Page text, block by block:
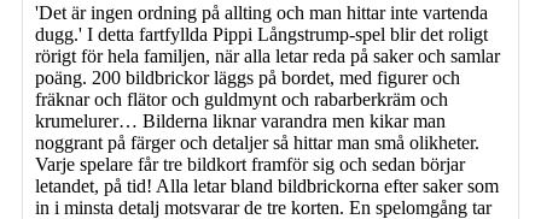
'Det är ingen ordning på allting och man hittar inte vartenda
dugg.' I detta fartfyllda Pippi Långstrump-spel blir det roligt
rörigt för hela familjen, när alla letar reda på saker och samlar
poäng. 200 bildbrickor läggs på bordet, med figurer och
fräknar och flätor och guldmynt och rabarberkräm och
krumelurer… Bilderna liknar varandra men kikar man
noggrant på färger och detaljer så hittar man små olikheter.
Varje spelare får tre bildkort framför sig och sedan börjar
letandet, på tid! Alla letar bland bildbrickorna efter saker som
in i minsta detalj motsvarar de tre korten. En spelomgång tar